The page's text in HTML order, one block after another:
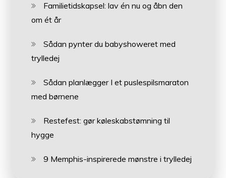
Familietidskapsel: lav én nu og åbn den
om ét år
Sådan pynter du babyshoweret med
trylledej
Sådan planlægger I et puslespilsmaraton
med børnene
Restefest: gør køleskabstømning til
hygge
9 Memphis-inspirerede mønstre i trylledej